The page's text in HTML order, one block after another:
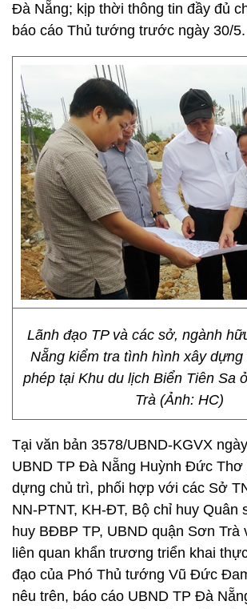
Đà Nẵng; kịp thời thông tin đầy đủ
báo cáo Thủ tướng trước ngày 30/5.
Lãnh đạo TP và các sở, ngành
Nẵng kiểm tra tình hình xây
phép tại Khu du lịch Biển Tiên Sa
Trà (Ảnh: HC)
Tại văn bản 3578/UBND-KGVX
UBND TP Đà Nẵng Huỳnh Đức Thơ
dựng chủ trì, phối hợp với các Sở
NN-PTNT, KH-ĐT, Bộ chỉ huy Quân
huy BĐBP TP, UBND quận Sơn Trà
liên quan khẩn trương triển khai
đạo của Phó Thủ tướng Vũ Đức
nêu trên, báo cáo UBND TP Đà